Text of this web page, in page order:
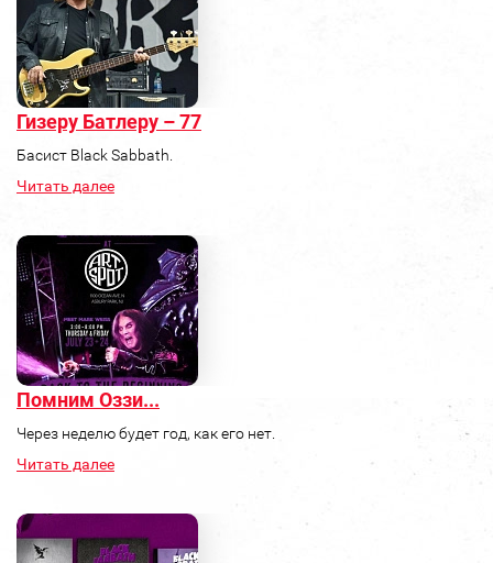
Гизеру Батлеру – 77
Басист Black Sabbath.
Читать далее
Помним Оззи...
Через неделю будет год, как его нет.
Читать далее